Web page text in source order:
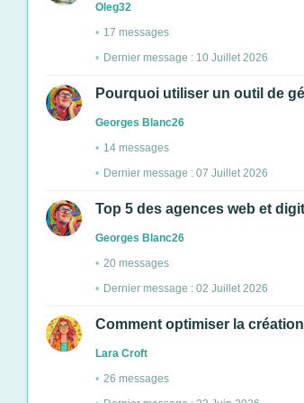
Oleg32
17 messages
Dernier message : 10 Juillet 2026
Pourquoi utiliser un outil de
Georges Blanc26
14 messages
Dernier message : 07 Juillet 2026
Top 5 des agences web et
Georges Blanc26
20 messages
Dernier message : 02 Juillet 2026
Comment optimiser la
Lara Croft
26 messages